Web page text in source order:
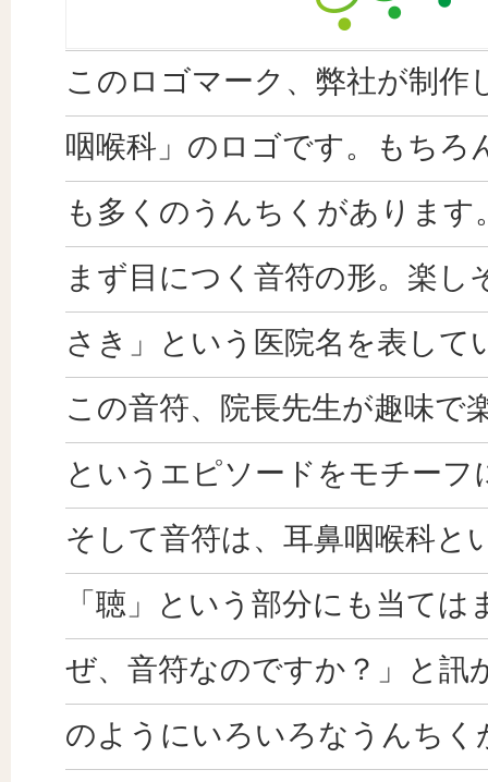
このロゴマーク、弊社が制作
咽喉科」のロゴです。もちろ
も多くのうんちくがあります
まず目につく音符の形。楽し
さき」という医院名を表して
この音符、院長先生が趣味で
というエピソードをモチーフ
そして音符は、耳鼻咽喉科と
「聴」という部分にも当ては
ぜ、音符なのですか？」と訊
のようにいろいろなうんちく